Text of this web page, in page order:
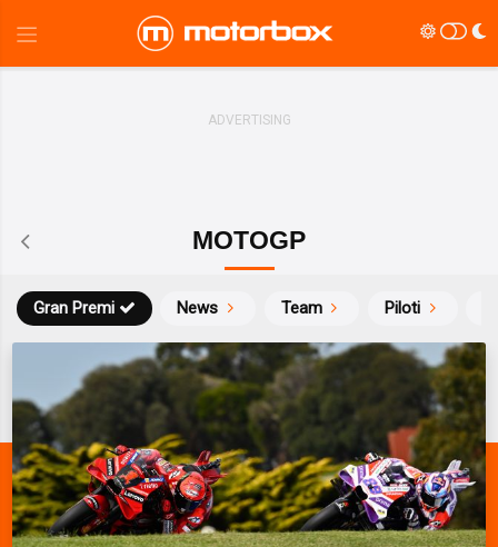
MOTOGP
News
Gran Premi Team Piloti